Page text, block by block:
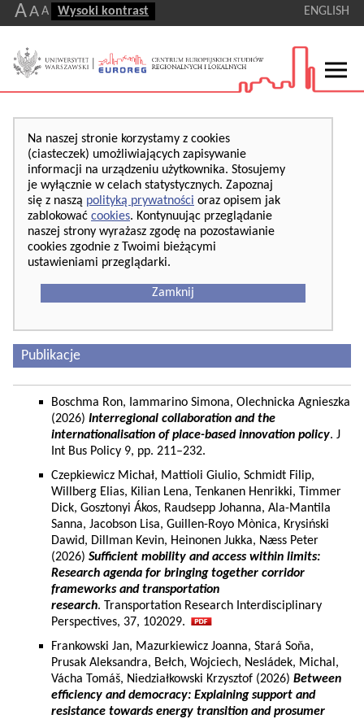
AA A Wysoki kontrast ENGLISH
Na naszej stronie korzystamy z cookies
(ciasteczek) umożliwiających zapisywanie
informacji na urządzeniu użytkownika. Stosujemy
je wyłącznie w celach statystycznych. Zapoznaj
się z naszą polityką prywatności oraz opisem jak
zablokować cookies. Kontynuując przeglądanie
naszej strony wyrażasz zgodę na pozostawianie
cookies zgodnie z Twoimi bieżącymi
ustawieniami przeglądarki.
Zamknij
Publikacje
Boschma Ron, Iammarino Simona, Olechnicka Agnieszka
(2026) Interregional collaboration and the
internationalisation of place-based innovation policy. J
Int Bus Policy 9, pp. 211–232.
Czepkiewicz Michał, Mattioli Giulio, Schmidt Filip,
Willberg Elias, Kilian Lena, Tenkanen Henrikki, Timmer
Dick, Gosztonyi Ákos, Raudsepp Johanna, Ala-Mantila
Sanna, Jacobson Lisa, Guillen-Royo Mònica, Krysiński
Dawid, Dillman Kevin, Heinonen Jukka, Næss Peter
(2026) Sufficient mobility and access within limits:
Research agenda for bringing together corridor
frameworks and transportation
research. Transportation Research Interdisciplinary
Perspectives, 37, 102029.
Frankowski Jan, Mazurkiewicz Joanna, Stará Soňa,
Prusak Aleksandra, Bełch, Wojciech, Nesládek, Michal,
Vácha Tomáš, Niedziałkowski Krzysztof (2026) Between
efficiency and democracy: Explaining support and
resistance towards energy transition and prosumer